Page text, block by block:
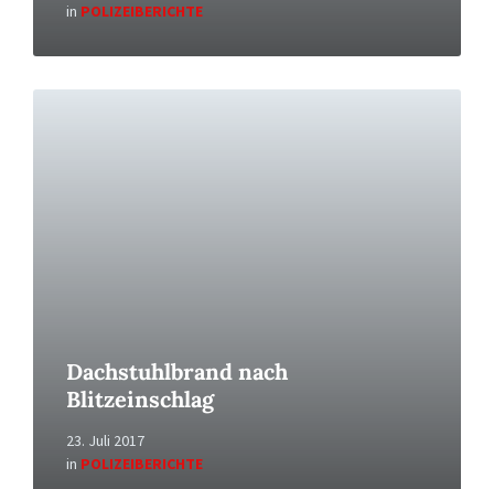
in POLIZEIBERICHTE
Dachstuhlbrand nach
Blitzeinschlag
23. Juli 2017
in POLIZEIBERICHTE